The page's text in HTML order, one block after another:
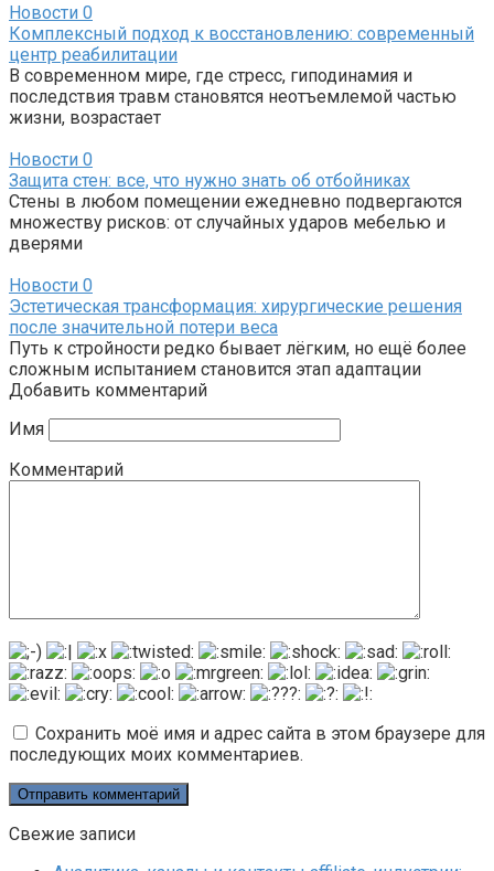
Новости 0
Комплексный подход к восстановлению: современный
центр реабилитации
В современном мире, где стресс, гиподинамия и
последствия травм становятся неотъемлемой частью
жизни, возрастает
Новости 0
Защита стен: все, что нужно знать об отбойниках
Стены в любом помещении ежедневно подвергаются
множеству рисков: от случайных ударов мебелью и
дверями
Новости 0
Эстетическая трансформация: хирургические решения
после значительной потери веса
Путь к стройности редко бывает лёгким, но ещё более
сложным испытанием становится этап адаптации
Добавить комментарий
Имя
Комментарий
Сохранить моё имя и адрес сайта в этом браузере для
последующих моих комментариев.
Свежие записи